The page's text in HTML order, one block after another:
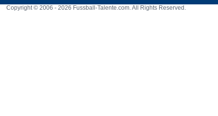
Copyright © 2006 - 2026 Fussball-Talente.com. All Rights Reserved.